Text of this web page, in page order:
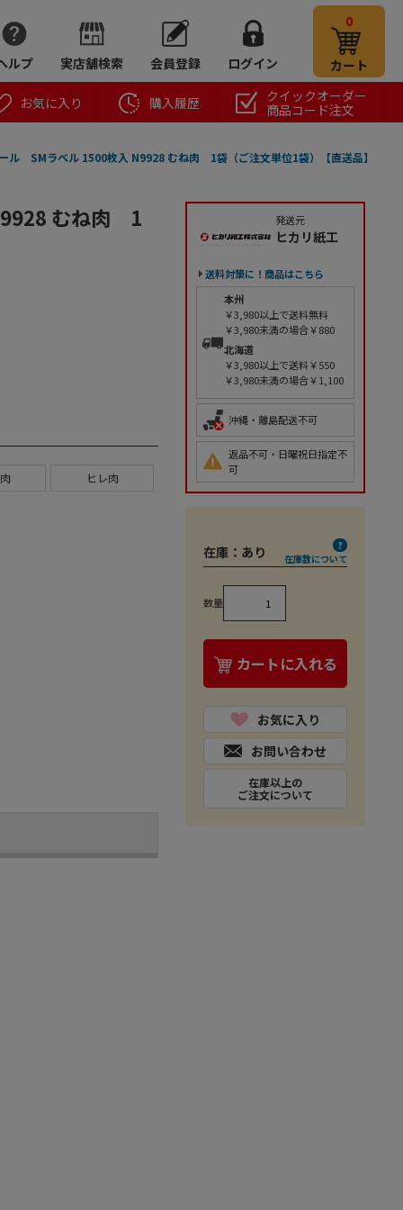
ルプ 実店舗検索 会員登録 ログイン
0
カート
お気に入り 購入履歴
クイックオーダー
商品コード注文
ル SMラベル 1500枚入 N9928 むね肉 1袋（ご注文単位1袋）【直送品】
むね肉 1
ヒレ肉
発送元
ヒカリ紙工
送料対策に！商品はこちら
本州
￥3,980以上で送料無料
￥3,980未満の場合￥880
北海道
￥3,980以上で送料￥550
￥3,980未満の場合￥1,100
沖縄・離島配送不可
返品不可・日曜祝日指定不
可
在庫： あり 在庫数について
数量
カートに入れる
お気に入り
お問い合わせ
在庫以上の
ご注文について